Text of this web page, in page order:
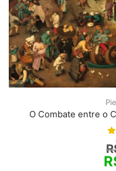
O Combate entre o